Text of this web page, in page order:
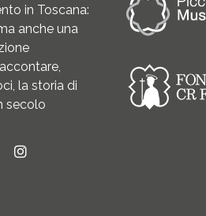
in Toscana:
anche una
la storia di
secolo